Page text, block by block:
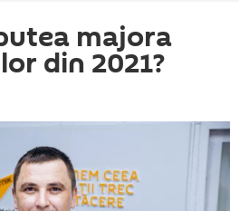
majora
din 2021?